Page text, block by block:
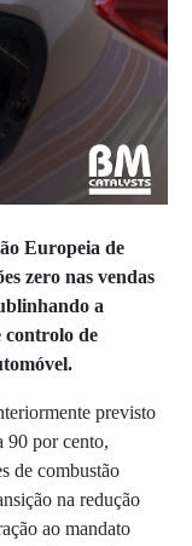
Europeia de
zero nas vendas
a
controlo de
previsto
90 por cento,
de combustão
na redução
ao mandato